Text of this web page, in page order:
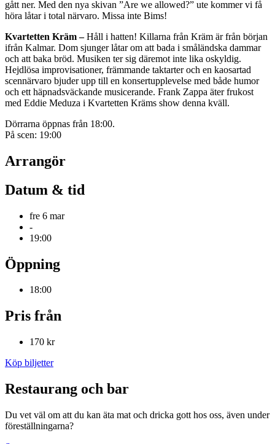
gått ner. Med den nya skivan ”Are we allowed?” ute kommer vi få
höra låtar i total närvaro. Missa inte Bims!
Kvartetten Kräm –Håll i hatten! Killarna från Kräm är från början
ifrån Kalmar. Dom sjunger låtar om att bada i småländska dammar
och att baka bröd. Musiken ter sig däremot inte lika oskyldig.
Hejdlösa improvisationer, främmande taktarter och en kaosartad
scennärvaro bjuder upp till en konsertupplevelse med både humor
och ett häpnadsväckande musicerande. Frank Zappa äter frukost
med Eddie Meduza i Kvartetten Kräms show denna kväll.
Dörrarna öppnas från 18:00.
På scen: 19:00
Arrangör
Datum & tid
fre 6 mar
-
19:00
Öppning
18:00
Pris från
170 kr
Köp biljetter
Restaurang och bar
Du vet väl om att du kan äta mat och dricka gott hos oss, även under
föreställningarna?